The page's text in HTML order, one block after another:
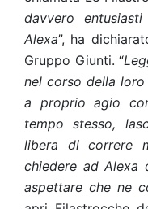
davvero
Alexa”, ha
Gruppo Giunti. “
nel corso della
a proprio agio
tempo stesso,
libera di correre
chiedere ad Alexa
aspettare che ne